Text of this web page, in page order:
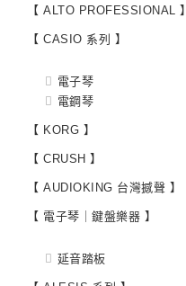
【 ALTO PROFESSIONAL 】
【 CASIO 系列 】
電子琴
電鋼琴
【 KORG 】
【 CRUSH 】
【 AUDIOKING 台灣撼聲 】
【 電子琴｜鍵盤樂器 】
延音踏板